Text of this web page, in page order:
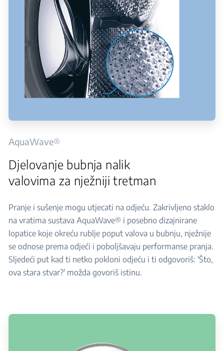
AquaWave®
Djelovanje bubnja nalik
valovima za nježniji tretman
Pranje i sušenje mogu utjecati na odjeću. Zakrivljeno staklo
na vratima sustava AquaWave® i posebno dizajnirane
lopatice koje okreću rublje poput valova u bubnju, nježnije
se odnose prema odjeći i poboljšavaju performanse pranja.
Sljedeći put kad ti netko pokloni odjeću i ti odgovoriš: 'Što,
ova stara stvar?' možda govoriš istinu.